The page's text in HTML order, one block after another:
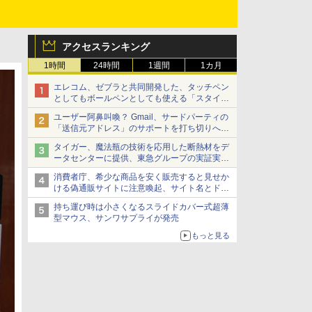
アクセスランキング
1時間 24時間 1週間 1カ月
エレコム、ゼブラと共同開発した、タッチペン
としてもボールペンとしても使える「スタイラ
スツーウェイ」発売 iPadにも紙にも、持ち替
えずに書き込める
ユーザー阿鼻叫喚？ Gmail、サードパーティの
「送信元アドレス」のサポートを打ち切りへ
【やじうまWatch】
タイガー、魔法瓶の技術を応用した断熱材をデ
ータセンターに提供、東急グループの実証実験
で 「ステンレス密封真空断熱パネル TIVIP」
消費者庁、希少な商品を安く販売すると見せか
ける偽通販サイトに注意喚起、サイト名とドメ
イン名を公表
持ち運び時は小さくなるスライドカバー式超薄
型マウス、サンワサプライが発売
もっと見る